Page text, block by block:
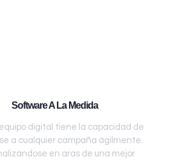
Software A La Medida
digital tiene la capacidad de
a cualquier campaña ágilmente.
en aras de una mejor